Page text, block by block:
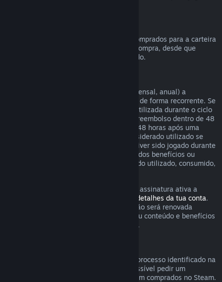
Podes pedir um reembolso para fundos comprados para a carteira
Steam dentro de 14 dias após a data de compra, desde que
nenhum desses fundos tenha sido utilizado.
O Steam oferece acesso periódico (ex.: mensal, anual) a
determinados conteúdos e serviços, pago de forma recorrente. Se
uma assinatura renovável não tiver sido utilizada durante o ciclo
de cobrança corrente, podes solicitar um reembolso dentro de 48
horas após a compra inicial ou dentro de 48 horas após uma
renovação automática. O conteúdo é considerado utilizado se
algum dos jogos incluídos na assinatura tiver sido jogado durante
o ciclo de cobrança corrente ou se algum dos benefícios ou
descontos incluídos na assinatura tiver sido utilizado, consumido,
Tem em atenção que podes cancelar uma assinatura ativa a
página de detalhes da tua conta.
Uma vez cancelada, a tua assinatura já não será renovada
automaticamente mas terás acesso ao seu conteúdo e benefícios
até ao final do ciclo de cobrança corrente.
Dentro do período aplicável e através do processo identificado na
, é possível pedir um
reembolso de hardware e acessórios Steam comprados no Steam.